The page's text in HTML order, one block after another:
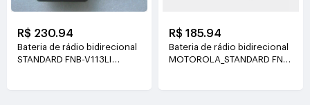
R$ 230.94
Bateria de rádio bidirecional
STANDARD FNB-V113LI
R$ 185.94
Bateria de rádio bidirecional
MOTOROLA_STANDARD FNB-